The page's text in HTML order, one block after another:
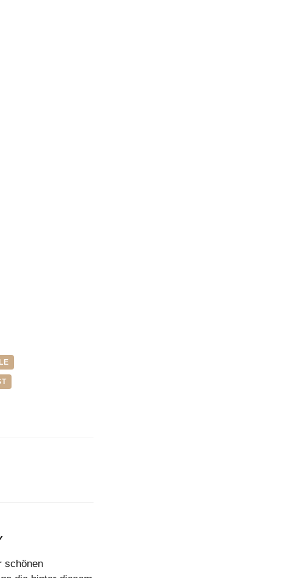
schönen